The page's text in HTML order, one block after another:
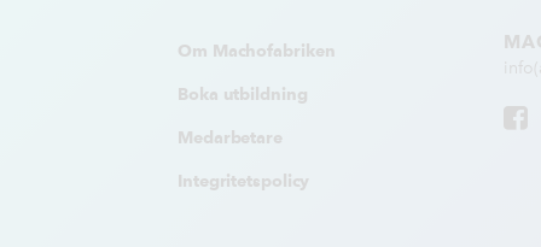
Om Machofabriken
Boka utbildning
Medarbetare
Integritetspolicy